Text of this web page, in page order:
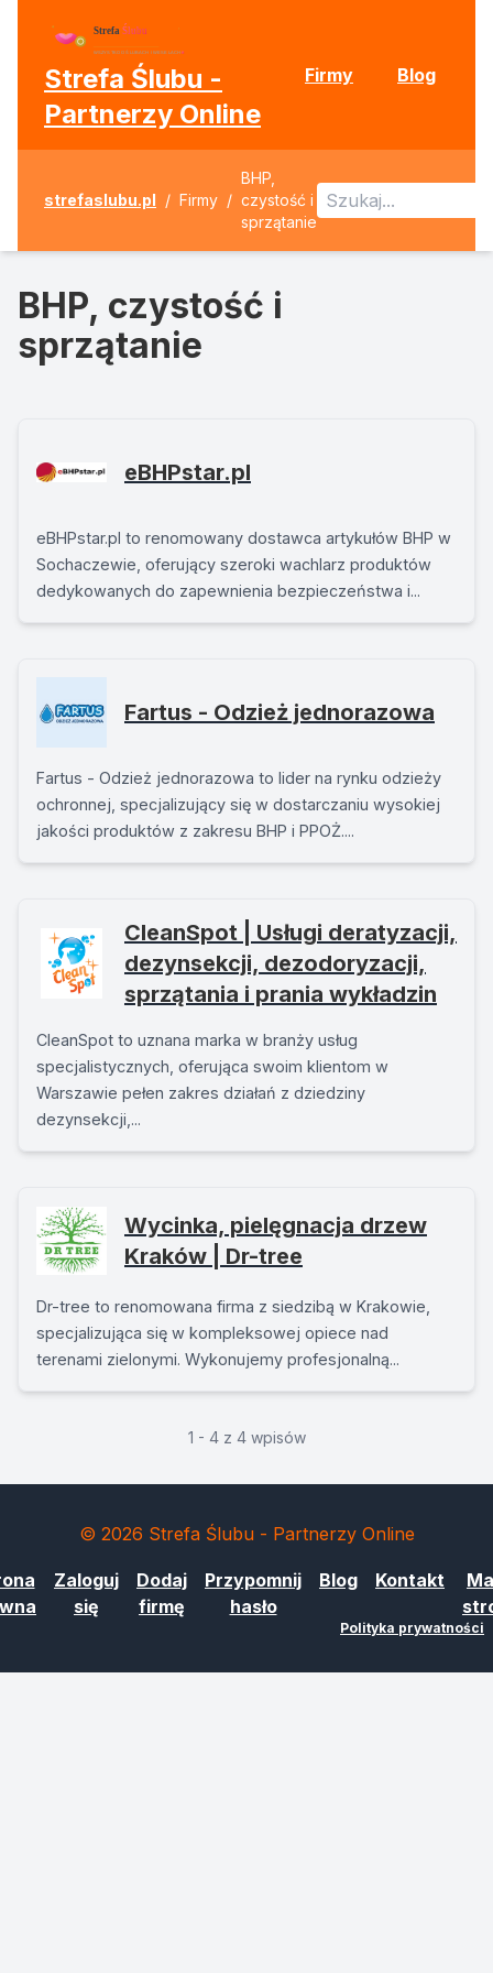
Strefa Ślubu -
Partnerzy Online
Firmy Blog
strefaslubu.pl / Firmy /
BHP,
czystość i
sprzątanie
BHP, czystość i
sprzątanie
eBHPstar.pl
eBHPstar.pl to renomowany dostawca artykułów BHP w
Sochaczewie, oferujący szeroki wachlarz produktów
dedykowanych do zapewnienia bezpieczeństwa i...
Fartus - Odzież jednorazowa
Fartus - Odzież jednorazowa to lider na rynku odzieży
ochronnej, specjalizujący się w dostarczaniu wysokiej
jakości produktów z zakresu BHP i PPOŻ....
CleanSpot | Usługi deratyzacji,
dezynsekcji, dezodoryzacji,
sprzątania i prania wykładzin
CleanSpot to uznana marka w branży usług
specjalistycznych, oferująca swoim klientom w
Warszawie pełen zakres działań z dziedziny
dezynsekcji,...
Wycinka, pielęgnacja drzew
Kraków | Dr-tree
Dr-tree to renomowana firma z siedzibą w Krakowie,
specjalizująca się w kompleksowej opiece nad
terenami zielonymi. Wykonujemy profesjonalną...
1 - 4 z 4 wpisów
© 2026 Strefa Ślubu - Partnerzy Online
Zaloguj
się
Dodaj
firmę
Przypomnij
hasło
Blog Kontakt
Polityka prywatności